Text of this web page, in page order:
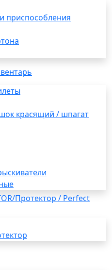
приспособления
красящий / шпагат
Протектор / Perfect